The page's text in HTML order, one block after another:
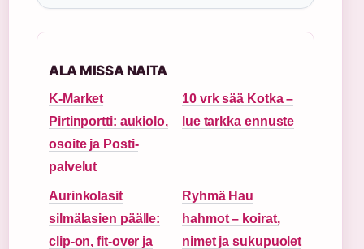
ALA MISSA NAITA
K-Market
Pirtinportti: aukiolo,
osoite ja Posti-
palvelut
10 vrk sää Kotka –
lue tarkka ennuste
Aurinkolasit
silmälasien päälle:
clip-on, fit-over ja
Ryhmä Hau
hahmot – koirat,
nimet ja sukupuolet